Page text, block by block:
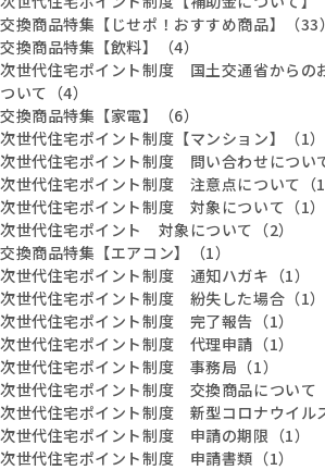
交換商品特集【じせポ！おすすめ商品】（33）
交換商品特集【飲料】（4）
次世代住宅ポイント制度 国土交通省からの
ついて（4）
交換商品特集【家電】（6）
次世代住宅ポイント制度【マンション】（1）
次世代住宅ポイント制度 問い合わせについ
次世代住宅ポイント制度 注意点について（1
次世代住宅ポイント制度 対象について（1）
次世代住宅ポイント 対象について（2）
交換商品特集【エアコン】（1）
次世代住宅ポイント制度 通知ハガキ（1）
次世代住宅ポイント制度 紛失した場合（1）
次世代住宅ポイント制度 完了報告（1）
次世代住宅ポイント制度 代理申請（1）
次世代住宅ポイント制度 事務局（1）
次世代住宅ポイント制度 交換商品について
次世代住宅ポイント制度 新型コロナウイル
次世代住宅ポイント制度 申請の期限（1）
次世代住宅ポイント制度 申請書類（1）